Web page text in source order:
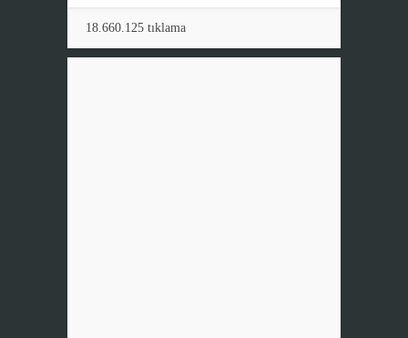
18.660.125 tıklama